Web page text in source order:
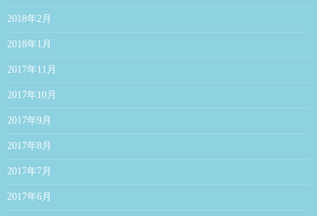
2018年2月
2018年1月
2017年11月
2017年10月
2017年9月
2017年8月
2017年7月
2017年6月